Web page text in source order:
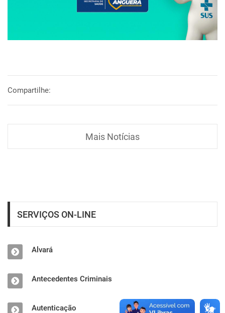
Compartilhe:
Mais Notícias
SERVIÇOS ON-LINE
Alvará
Antecedentes Criminais
Autenticação